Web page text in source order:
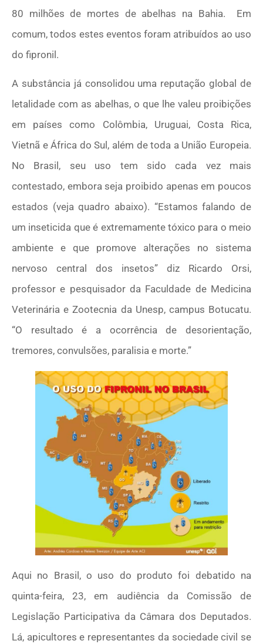
80 milhões de mortes de abelhas na Bahia. Em
comum, todos estes eventos foram atribuídos ao uso
do fipronil.
A substância já consolidou uma reputação global de
letalidade com as abelhas, o que lhe valeu proibições
em países como Colômbia, Uruguai, Costa Rica,
Vietnã e África do Sul, além de toda a União Europeia.
No Brasil, seu uso tem sido cada vez mais
contestado, embora seja proibido apenas em poucos
estados (veja quadro abaixo). “Estamos falando de
um inseticida que é extremamente tóxico para o meio
ambiente e que promove alterações no sistema
nervoso central dos insetos” diz Ricardo Orsi,
professor e pesquisador da Faculdade de Medicina
Veterinária e Zootecnia da Unesp, campus Botucatu.
“O resultado é a ocorrência de desorientação,
tremores, convulsões, paralisia e morte.”
Aqui no Brasil, o uso do produto foi debatido na
quinta-feira, 23, em audiência da Comissão de
Legislação Participativa da Câmara dos Deputados.
Lá, apicultores e representantes da sociedade civil se